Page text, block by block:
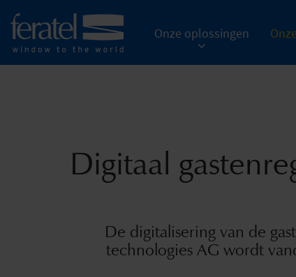
Onze oplossingen
Digitaal
De digitalisering van de
technologies AG wordt